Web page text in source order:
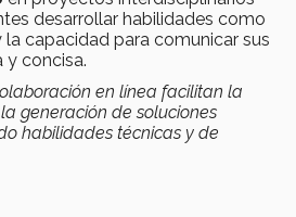
desarrollar habilidades como
capacidad para comunicar sus
y concisa.
en línea facilitan la
generación de soluciones
habilidades técnicas y de